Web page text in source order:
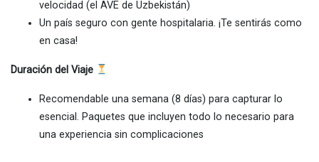
velocidad (el AVE de Uzbekistán)
Un país seguro con gente hospitalaria. ¡Te sentirás como
en casa!
Duración del Viaje
Recomendable una semana (8 días) para capturar lo
esencial. Paquetes que incluyen todo lo necesario para
una experiencia sin complicaciones